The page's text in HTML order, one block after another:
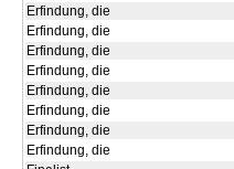
Erfindung, die
Erfindung, die
Erfindung, die
Erfindung, die
Erfindung, die
Erfindung, die
Erfindung, die
Erfindung, die